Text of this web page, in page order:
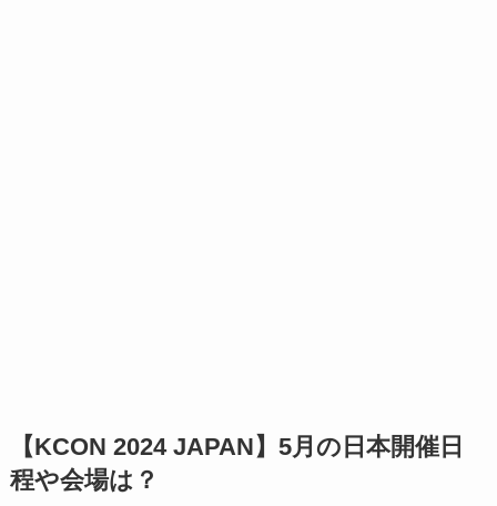
【KCON 2024 JAPAN】5月の日本開催日
程や会場は？